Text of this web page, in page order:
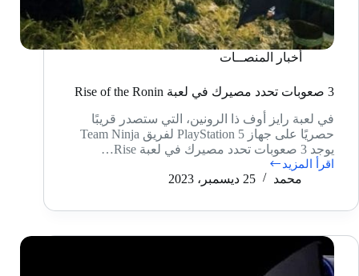
أخبار المنصــات
3 صعوبات تحدد مصيرك في لعبة Rise of the Ronin
في لعبة رايز أوف ذا الرونين، التي ستصدر قريبًا
حصريًا على جهاز PlayStation 5 لفريق Team Ninja
يوجد 3 صعوبات تحدد مصيرك في لعبة Rise…
اقرأ المزيد3
صعوبات
مصيرك
لعبة
Rise
of
محمد 25 ديسمبر، 2023